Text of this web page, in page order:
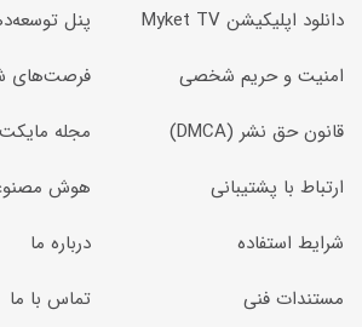
دانلود اپلیکیشن Myket TV
امنیت و حریم شخصی
قانون حق نشر (DMCA)
ارتباط با پشتیبانی
شرایط استفاده
مستندات فنی
پنل
فرصت‌های
مجله مایکت
هوش
درباره ما
تماس با ما